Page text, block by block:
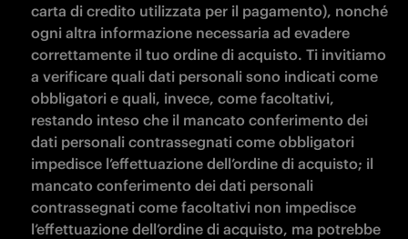
carta di credito utilizzata per il pagamento), nonché
ogni altra informazione necessaria ad evadere
correttamente il tuo ordine di acquisto. Ti invitiamo
a verificare quali dati personali sono indicati come
obbligatori e quali, invece, come facoltativi,
restando inteso che il mancato conferimento dei
dati personali contrassegnati come obbligatori
impedisce l’effettuazione dell’ordine di acquisto; il
mancato conferimento dei dati personali
contrassegnati come facoltativi non impedisce
l’effettuazione dell’ordine di acquisto, ma potrebbe